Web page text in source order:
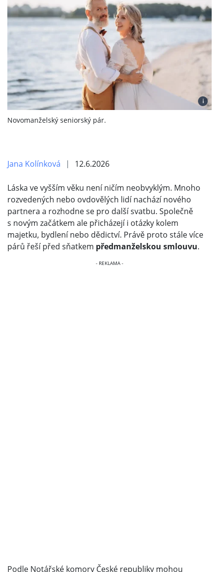
i
Novomanželský seniorský pár.
Jana Kolínková 12.6.2026
Láska ve vyšším věku není ničím neobvyklým. Mnoho
rozvedených nebo ovdovělých lidí nachází nového
partnera a rozhodne se pro další svatbu. Společně
s novým začátkem ale přicházejí i otázky kolem
majetku, bydlení nebo dědictví. Právě proto stále více
párů řeší před sňatkem předmanželskou smlouvu.
Podle Notářské komory České republiky mohou